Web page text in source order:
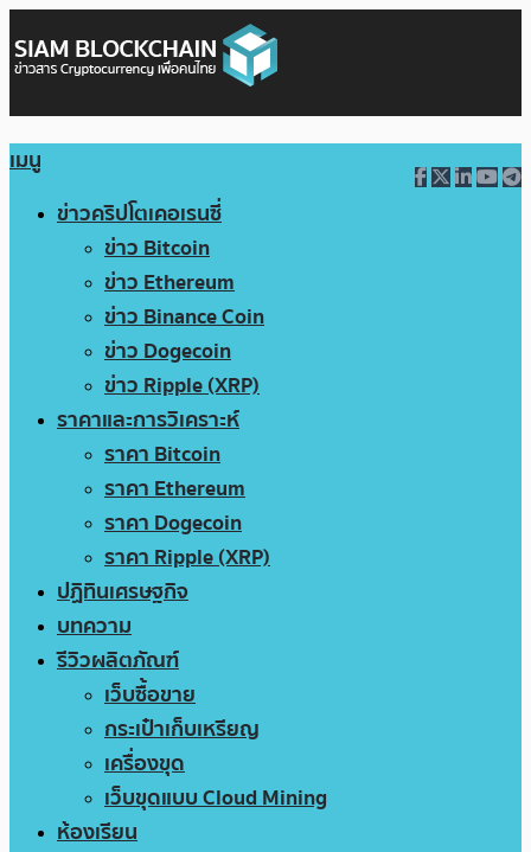
เมนู
ข่าวคริปโตเคอเรนซี่
ข่าว Bitcoin
ข่าว Ethereum
ข่าว Binance Coin
ข่าว Dogecoin
ข่าว Ripple (XRP)
ราคาและการวิเคราะห์
ราคา Bitcoin
ราคา Ethereum
ราคา Dogecoin
ราคา Ripple (XRP)
ปฏิทินเศรษฐกิจ
บทความ
รีวิวผลิตภัณฑ์
เว็บซื้อขาย
กระเป๋าเก็บเหรียญ
เครื่องขุด
เว็บขุดแบบ Cloud Mining
ห้องเรียน